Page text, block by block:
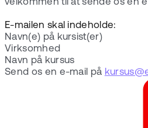
E-mailen skal indeholde:
Navn(e) på kursist(er)
Virksomhed
Navn på kursus
Send os en e-mail på